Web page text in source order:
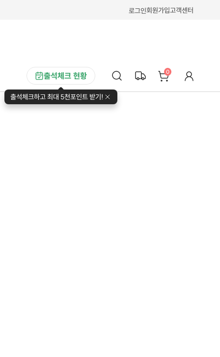
로그인회원가입고객센터
출석체크 현황
출석체크하고 최대 5천포인트 받기!
0